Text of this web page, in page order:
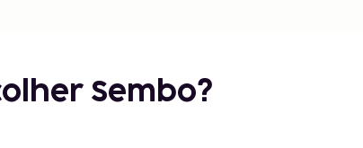
mi
Sembo?